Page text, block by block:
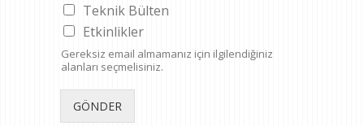
Teknik Bülten
Etkinlikler
Gereksiz email almamanız için ilgilendiğiniz
alanları seçmelisiniz.
GÖNDER